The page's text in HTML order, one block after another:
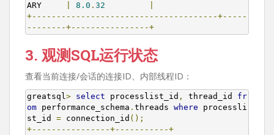
ARY
8.0 . 32
+--------------------------------------+-----
--------+----------------+
3. 观测SQL运行状态
查看当前连接/会话的连接ID、内部线程ID：
greatsql> select processlist_id , thread_id fr
om performance_schema . threads where processli
st_id = connection_id ();
+----------------+-----------+